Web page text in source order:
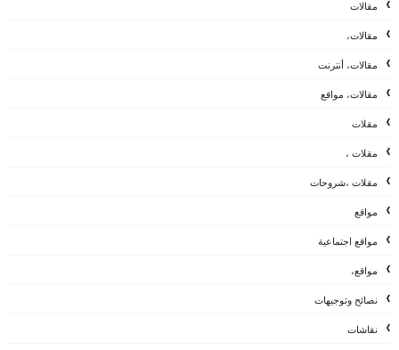
مقالات
مقالات،
مقالات، أنترنت
مقالات، مواقع
مقلات
مقلات ،
مقلات ،شروحات
مواقع
مواقع اجتماعية
مواقع،
نصائح وتوجيهات
نقاشات